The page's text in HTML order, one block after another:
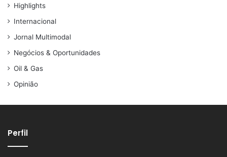
Highlights
Internacional
Jornal Multimodal
Negócios & Oportunidades
Oil & Gas
Opinião
Perfil